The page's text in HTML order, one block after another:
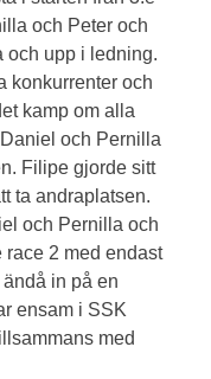
och Peter och
och upp i ledning.
konkurrenter och
kamp om alla
och Pernilla
Filipe gjorde sitt
ta andraplatsen.
och Pernilla och
race 2 med endast
in på en
ensam i SSK
med